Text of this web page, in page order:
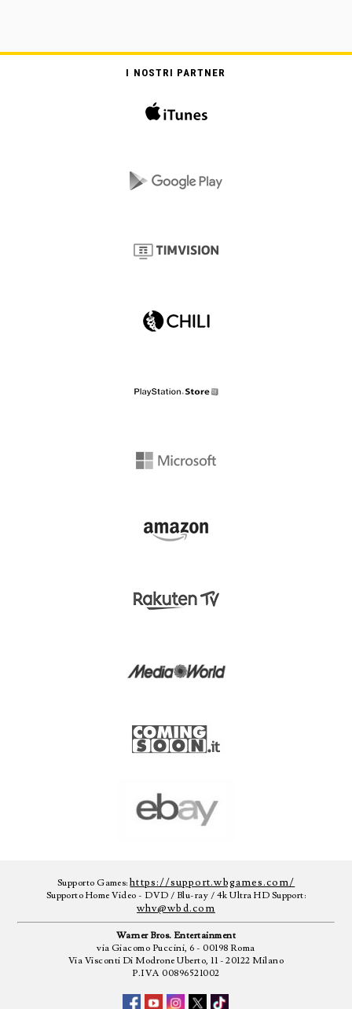
I NOSTRI PARTNER
Supporto Games:https://support.wbgames.com/
Supporto Home Video - DVD / Blu-ray / 4k Ultra HD Support:
whv@wbd.com
Warner Bros. Entertainment
via Giacomo Puccini, 6 - 00198 Roma
Via Visconti Di Modrone Uberto, 11 - 20122 Milano
P.IVA 00896521002